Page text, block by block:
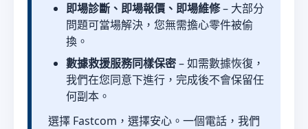
即場診斷、即場報價、即場維修– 大部分
問題可當場解決，您無需擔心零件被偷
換。
數據救援服務同樣保密– 如需數據恢復，
我們在您同意下進行，完成後不會保留任
何副本。
選擇 Fastcom，選擇安心。一個電話，我們